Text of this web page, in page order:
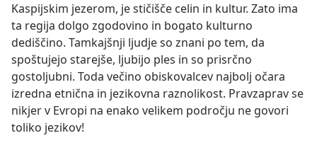
Kaspijskim jezerom, je stičišče celin in kultur. Zato ima
ta regija dolgo zgodovino in bogato kulturno
dediščino. Tamkajšnji ljudje so znani po tem, da
spoštujejo starejše, ljubijo ples in so prisrčno
gostoljubni. Toda večino obiskovalcev najbolj očara
izredna etnična in jezikovna raznolikost. Pravzaprav se
nikjer v Evropi na enako velikem področju ne govori
toliko jezikov!